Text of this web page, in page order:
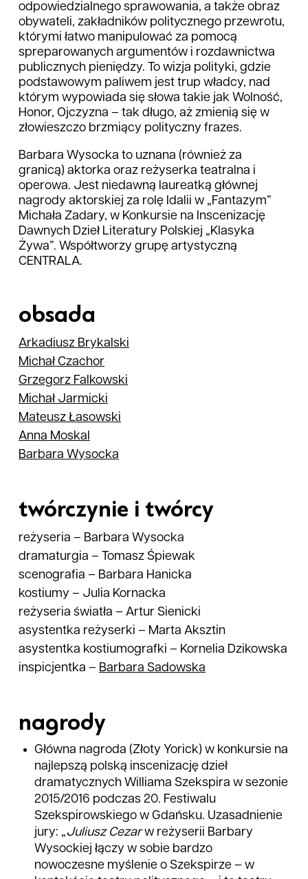
odpowiedzialnego sprawowania, a także obraz
obywateli, zakładników politycznego przewrotu,
którymi łatwo manipulować za pomocą
spreparowanych argumentów i rozdawnictwa
publicznych pieniędzy. To wizja polityki, gdzie
podstawowym paliwem jest trup władcy, nad
którym wypowiada się słowa takie jak Wolność,
Honor, Ojczyzna – tak długo, aż zmienią się w
złowieszczo brzmiący polityczny frazes.
Barbara Wysocka to uznana (również za
granicą) aktorka oraz reżyserka teatralna i
operowa. Jest niedawną laureatką głównej
nagrody aktorskiej za rolę Idalii w „Fantazym”
Michała Zadary, w Konkursie na Inscenizację
Dawnych Dzieł Literatury Polskiej „Klasyka
Żywa”. Współtworzy grupę artystyczną
CENTRALA.
obsada
Arkadiusz Brykalski
Michał Czachor
Grzegorz Falkowski
Michał Jarmicki
Mateusz Łasowski
Anna Moskal
Barbara Wysocka
twórczynie i twórcy
reżyseria – Barbara Wysocka
dramaturgia – Tomasz Śpiewak
scenografia – Barbara Hanicka
kostiumy – Julia Kornacka
reżyseria światła – Artur Sienicki
asystentka reżyserki – Marta Aksztin
asystentka kostiumografki – Kornelia Dzikowska
inspicjentka – Barbara Sadowska
nagrody
Główna nagroda (Złoty Yorick) w konkursie na
najlepszą polską inscenizację dzieł
dramatycznych Williama Szekspira w sezonie
2015/2016 podczas 20. Festiwalu
Szekspirowskiego w Gdańsku. Uzasadnienie
jury: „Juliusz Cezarw reżyserii Barbary
Wysockiej łączy w sobie bardzo
nowoczesne myślenie o Szekspirze – w